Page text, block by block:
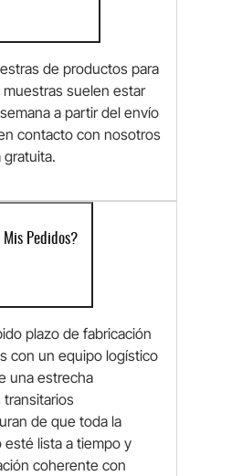
de productos para
muestras suelen estar
a partir del envío
contacto con nosotros
Mis Pedidos?
plazo de fabricación
con un equipo logístico
una estrecha
de que toda la
lista a tiempo y
coherente con